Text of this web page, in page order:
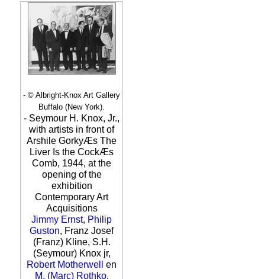
- © Albright-Knox Art Gallery
Buffalo (New York).
- Seymour H. Knox, Jr.,
with artists in front of
Arshile GorkyÆs The
Liver Is the CockÆs
Comb, 1944, at the
opening of the
exhibition
Contemporary Art
Acquisitions
Jimmy Ernst, Philip
Guston, Franz Josef
(Franz) Kline, S.H.
(Seymour) Knox jr,
Robert Motherwell
en
M. (Marc) Rothko.